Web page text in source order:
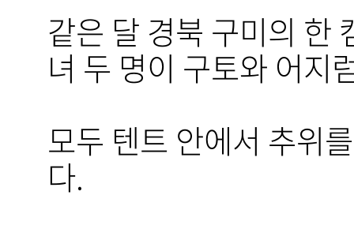
같은 달 경북 구미의 한
녀 두 명이 구토와 어지
모두 텐트 안에서 추위
다.